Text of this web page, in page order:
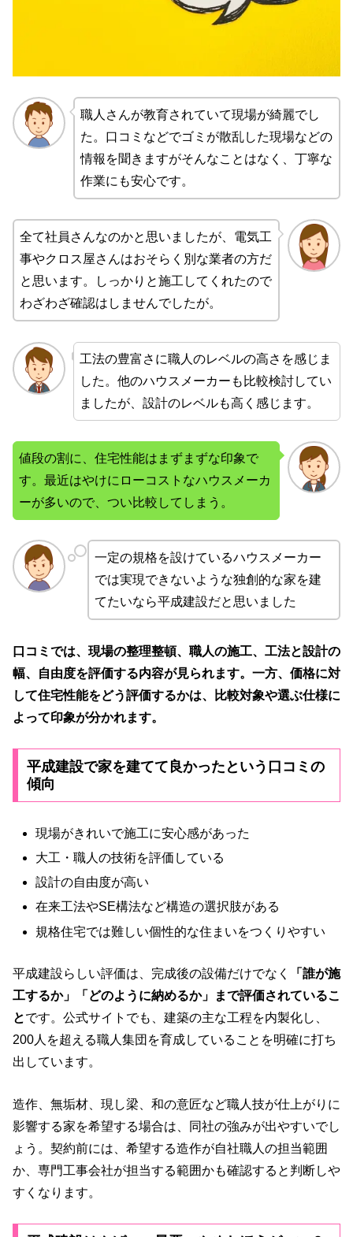
職人さんが教育されていて現場が綺麗でし
た。口コミなどでゴミが散乱した現場などの
情報を聞きますがそんなことはなく、丁寧な
作業にも安心です。
全て社員さんなのかと思いましたが、電気工
事やクロス屋さんはおそらく別な業者の方だ
と思います。しっかりと施工してくれたので
わざわざ確認はしませんでしたが。
工法の豊富さに職人のレベルの高さを感じま
した。他のハウスメーカーも比較検討してい
ましたが、設計のレベルも高く感じます。
値段の割に、住宅性能はまずまずな印象で
す。最近はやけにローコストなハウスメーカ
ーが多いので、つい比較してしまう。
一定の規格を設けているハウスメーカー
では実現できないような独創的な家を建
てたいなら平成建設だと思いました
口コミでは、現場の整理整頓、職人の施工、工法と設計の
幅、自由度を評価する内容が見られます。一方、価格に対
して住宅性能をどう評価するかは、比較対象や選ぶ仕様に
よって印象が分かれます。
平成建設で家を建てて良かったという口コミの
傾向
現場がきれいで施工に安心感があった
大工・職人の技術を評価している
設計の自由度が高い
在来工法やSE構法など構造の選択肢がある
規格住宅では難しい個性的な住まいをつくりやすい
平成建設らしい評価は、完成後の設備だけでなく
「誰が施
工するか」「どのように納めるか」まで評価されているこ
とです。公式サイトでも、建築の主な工程を内製化し、
200人を超える職人集団を育成していることを明確に打ち
出しています。
造作、無垢材、現し梁、和の意匠など職人技が仕上がりに
影響する家を希望する場合は、同社の強みが出やすいでし
ょう。契約前には、希望する造作が自社職人の担当範囲
か、専門工事会社が担当する範囲かも確認すると判断しや
すくなります。